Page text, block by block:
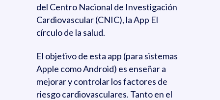
del Centro Nacional de Investigación
Cardiovascular (CNIC), la App El
círculo de la salud.
El objetivo de esta app (para sistemas
Apple como Android) es enseñar a
mejorar y controlar los factores de
riesgo cardiovasculares. Tanto en el